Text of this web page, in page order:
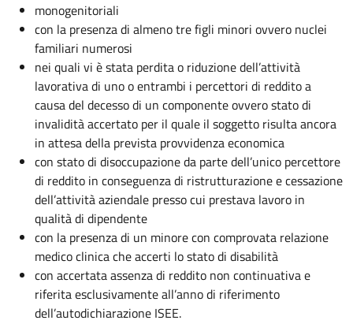
monogenitoriali
con la presenza di almeno tre figli minori ovvero nuclei
familiari numerosi
nei quali vi è stata perdita o riduzione dell’attività
lavorativa di uno o entrambi i percettori di reddito a
causa del decesso di un componente ovvero stato di
invalidità accertato per il quale il soggetto risulta ancora
in attesa della prevista provvidenza economica
con stato di disoccupazione da parte dell’unico percettore
di reddito in conseguenza di ristrutturazione e cessazione
dell’attività aziendale presso cui prestava lavoro in
qualità di dipendente
con la presenza di un minore con comprovata relazione
medico clinica che accerti lo stato di disabilità
con accertata assenza di reddito non continuativa e
riferita esclusivamente all’anno di riferimento
dell’autodichiarazione ISEE.